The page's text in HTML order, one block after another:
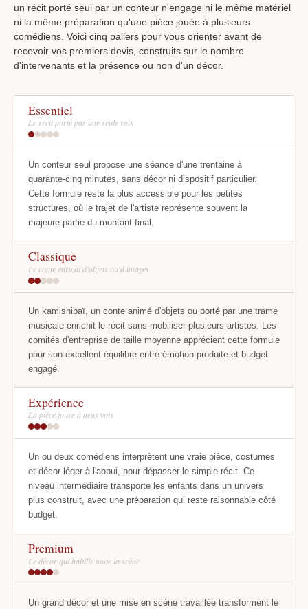
un récit porté seul par un conteur n'engage ni le même matériel
ni la même préparation qu'une pièce jouée à plusieurs
comédiens. Voici cinq paliers pour vous orienter avant de
recevoir vos premiers devis, construits sur le nombre
d'intervenants et la présence ou non d'un décor.
Essentiel
Le récit porté par une seule voix
Un conteur seul propose une séance d'une trentaine à
quarante-cinq minutes, sans décor ni dispositif particulier.
Cette formule reste la plus accessible pour les petites
structures, où le trajet de l'artiste représente souvent la
majeure partie du montant final.
Classique
Le conte enrichi d'objets ou d'images
Un kamishibaï, un conte animé d'objets ou porté par une trame
musicale enrichit le récit sans mobiliser plusieurs artistes. Les
comités d'entreprise de taille moyenne apprécient cette formule
pour son excellent équilibre entre émotion produite et budget
engagé.
Expérience
La pièce jouée à deux voix
Un ou deux comédiens interprètent une vraie pièce, costumes
et décor léger à l'appui, pour dépasser le simple récit. Ce
niveau intermédiaire transporte les enfants dans un univers
plus construit, avec une préparation qui reste raisonnable côté
budget.
Premium
Le décor qui habille toute la scène
Un grand décor et une mise en scène travaillée transforment le